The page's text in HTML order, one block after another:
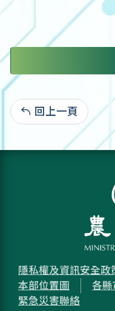
回上一頁
隱私權及資訊安全政
本部位置圖
各縣
緊急災害聯絡